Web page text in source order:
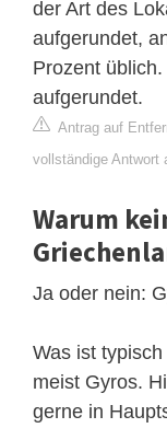
der Art des
aufgerundet,
Prozent
aufgerundet.
Antrag auf
vollständige Antwort
Warum
Ja oder nein:
Was ist
meist Gyros.
gerne in